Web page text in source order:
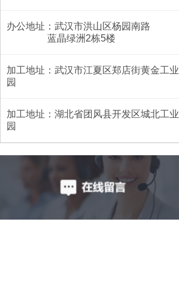
办公地址：武汉市洪山区杨园南路
蓝晶绿洲2栋5楼
加工地址：武汉市江夏区郑店街黄金工业
园
加工地址：湖北省团风县开发区城北工业
园